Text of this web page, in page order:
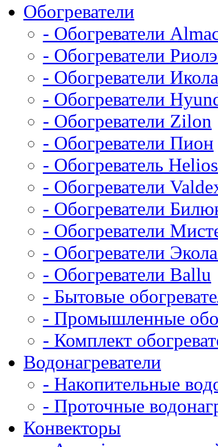
Обогреватели
- Обогреватели
- Обогреватели
- Обогреватели
- Обогреватели
- Обогреватели Zilon
- Обогреватели Пион
- Обогреватель
- Обогреватели
- Обогреватели
- Обогреватели
- Обогреватели
- Обогреватели Ballu
- Бытовые
- Промышленные
- Комплект
Водонагреватели
- Накопительные
- Проточные
Конвекторы